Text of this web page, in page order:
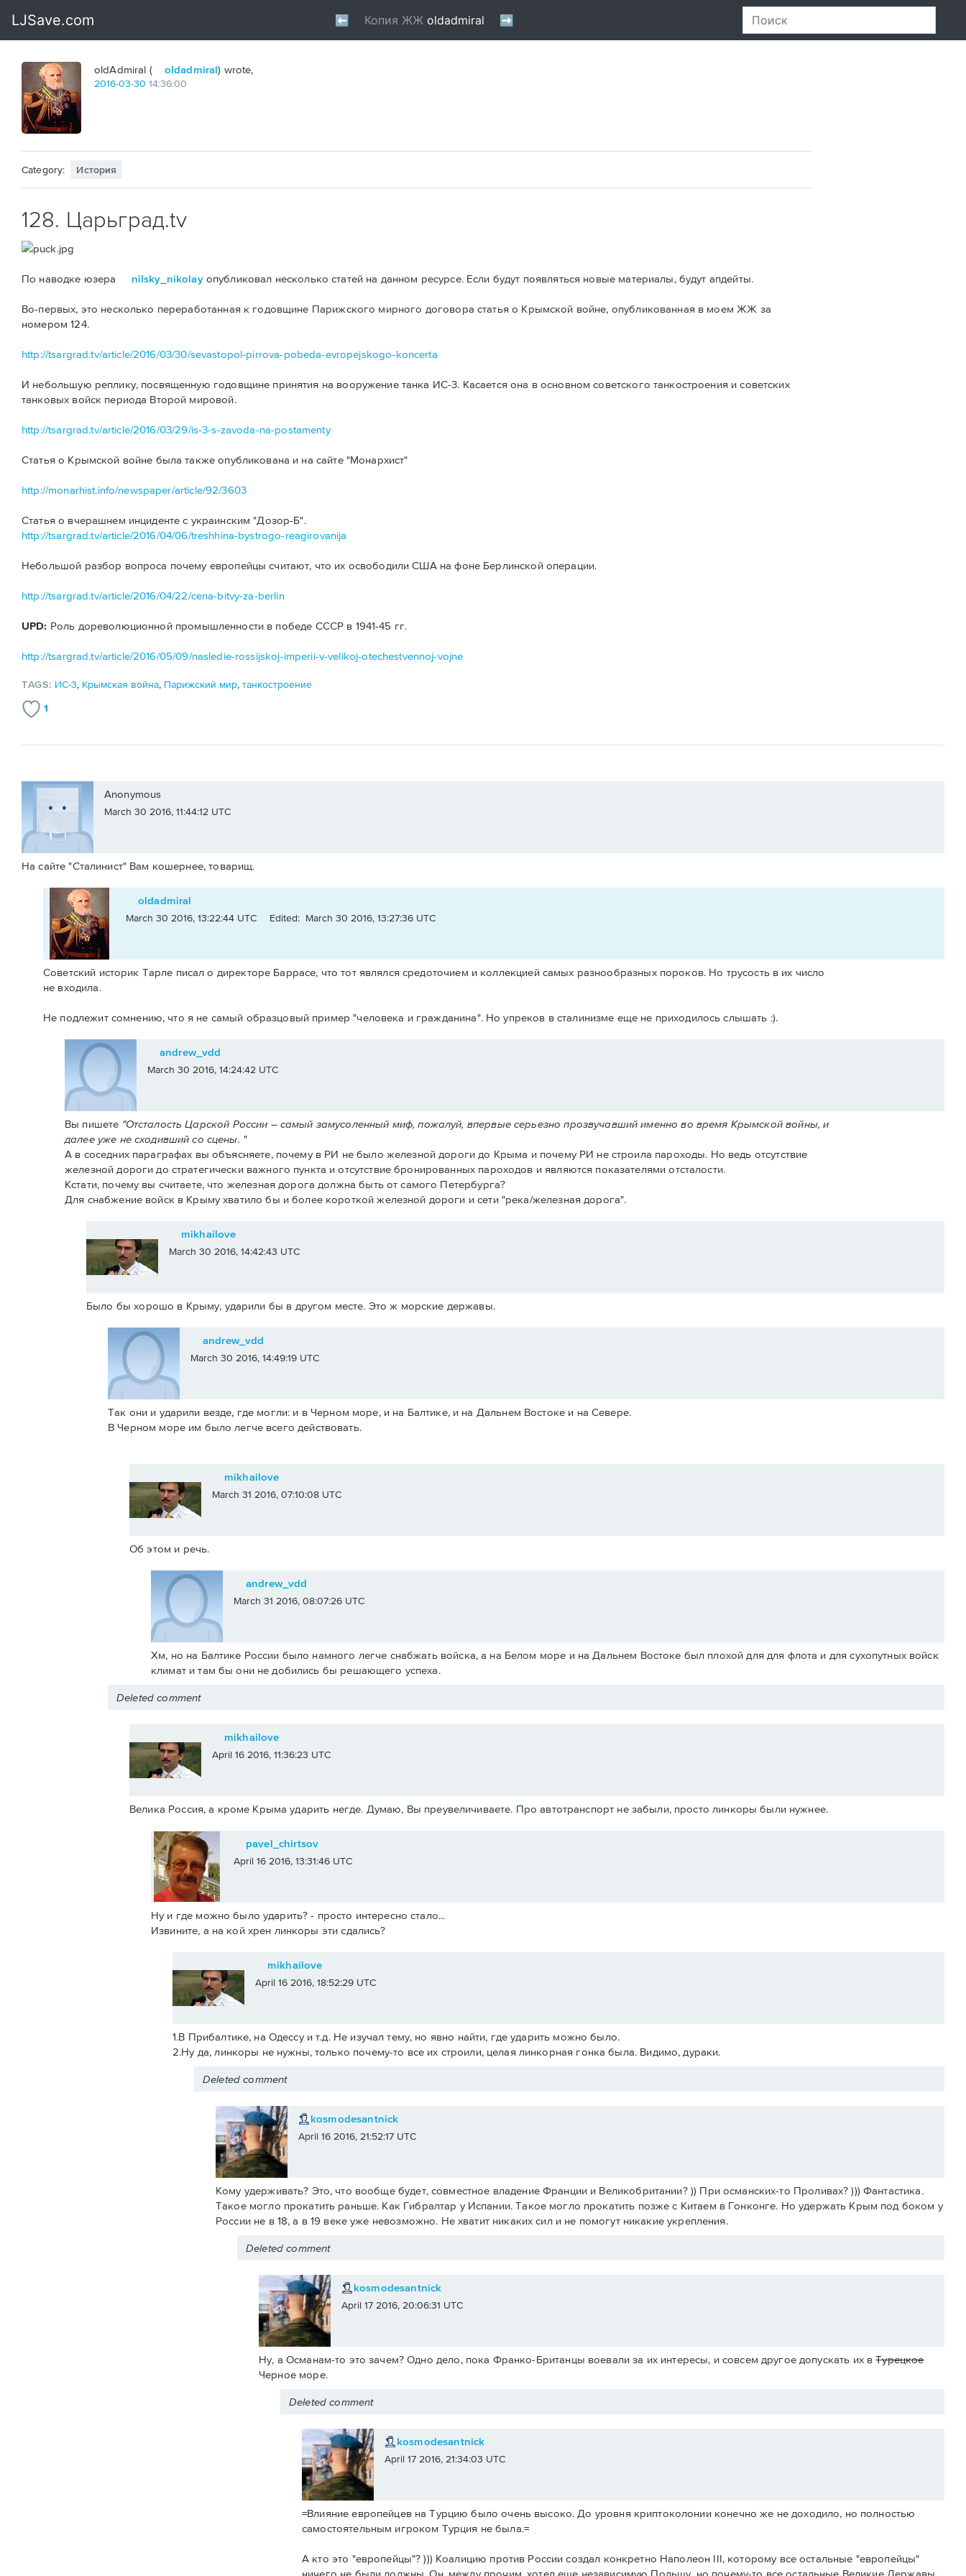
oldAdmiral ( oldadmiral) wrote,
2016-03-30 14:36:00
Category: История
128. Царьград.tv
По наводке юзера nilsky_nikolayопубликовал несколько статей на данном ресурсе. Если будут появляться новые материалы, будут апдейты.
Во-первых, это несколько переработанная к годовщине Парижского мирного договора статья о Крымской войне, опубликованная в моем ЖЖ за
номером 124.
http://tsargrad.tv/article/2016/03/30/sevastopol-pirrova-pobeda-evropejskogo-koncerta
И небольшую реплику, посвященную годовщине принятия на вооружение танка ИС-3. Касается она в основном советского танкостроения и советских
танковых войск периода Второй мировой.
http://tsargrad.tv/article/2016/03/29/is-3-s-zavoda-na-postamenty
Статья о Крымской войне была также опубликована и на сайте "Монархист"
http://monarhist.info/newspaper/article/92/3603
Статья о вчерашнем инциденте с украинским "Дозор-Б".
http://tsargrad.tv/article/2016/04/06/treshhina-bystrogo-reagirovanija
Небольшой разбор вопроса почему европейцы считают, что их освободили США на фоне Берлинской операции.
http://tsargrad.tv/article/2016/04/22/cena-bitvy-za-berlin
UPD: Роль дореволюционной промышленности в победе СССР в 1941-45 гг.
http://tsargrad.tv/article/2016/05/09/nasledie-rossijskoj-imperii-v-velikoj-otechestvennoj-vojne
TAGS: ИС-3, Крымская война, Парижский мир,танкостроение
1
Anonymous
March 30 2016, 11:44:12 UTC
На сайте "Сталинист" Вам кошернее, товарищ.
oldadmiral
March 30 2016, 13:22:44 UTC Edited: March 30 2016, 13:27:36 UTC
Советский историк Тарле писал о директоре Баррасе, что тот являлся средоточием и коллекцией самых разнообразных пороков. Но трусость в их число
не входила.
Не подлежит сомнению, что я не самый образцовый пример "человека и гражданина". Но упреков в сталинизме еще не приходилось слышать :).
andrew_vdd
March 30 2016, 14:24:42 UTC
Вы пишете "Отсталость Царской России – самый замусоленный миф, пожалуй, впервые серьезно прозвучавший именно во время Крымской войны, и
далее уже не сходивший со сцены. "
А в соседних параграфах вы объясняете, почему в РИ не было железной дороги до Крыма и почему РИ не строила пароходы. Но ведь отсутствие
железной дороги до стратегически важного пункта и отсутствие бронированных пароходов и являются показателями отсталости.
Кстати, почему вы считаете, что железная дорога должна быть от самого Петербурга?
Для снабжение войск в Крыму хватило бы и более короткой железной дороги и сети "река/железная дорога".
mikhailove
March 30 2016, 14:42:43 UTC
Было бы хорошо в Крыму, ударили бы в другом месте. Это ж морские державы.
andrew_vdd
March 30 2016, 14:49:19 UTC
Так они и ударили везде, где могли: и в Черном море, и на Балтике, и на Дальнем Востоке и на Севере.
В Черном море им было легче всего действовать.
mikhailove
March 31 2016, 07:10:08 UTC
Об этом и речь.
andrew_vdd
March 31 2016, 08:07:26 UTC
Хм, но на Балтике России было намного легче снабжать войска, а на Белом море и на Дальнем Востоке был плохой для для флота и для сухопутных войск
климат и там бы они не добились бы решающего успеха.
Deleted comment
mikhailove
April 16 2016, 11:36:23 UTC
Велика Россия, а кроме Крыма ударить негде. Думаю, Вы преувеличиваете. Про автотранспорт не забыли, просто линкоры были нужнее.
pavel_chirtsov
April 16 2016, 13:31:46 UTC
Ну и где можно было ударить? - просто интересно стало...
Извините, а на кой хрен линкоры эти сдались?
mikhailove
April 16 2016, 18:52:29 UTC
1.В Прибалтике, на Одессу и т.д. Не изучал тему, но явно найти, где ударить можно было.
2.Ну да, линкоры не нужны, только почему-то все их строили, целая линкорная гонка была. Видимо, дураки.
Deleted comment
kosmodesantnick
April 16 2016, 21:52:17 UTC
Кому удерживать? Это, что вообще будет, совместное владение Франции и Великобритании? )) При османских-то Проливах? ))) Фантастика.
Такое могло прокатить раньше. Как Гибралтар у Испании. Такое могло прокатить позже с Китаем в Гонконге. Но удержать Крым под боком у
России не в 18, а в 19 веке уже невозможно. Не хватит никаких сил и не помогут никакие укрепления.
Deleted comment
kosmodesantnick
April 17 2016, 20:06:31 UTC
Ну, а Османам-то это зачем? Одно дело, пока Франко-Британцы воевали за их интересы, и совсем другое допускать их вТурецкое
Черное море.
Deleted comment
kosmodesantnick
April 17 2016, 21:34:03 UTC
=Влияние европейцев на Турцию было очень высоко. До уровня криптоколонии конечно же не доходило, но полностью
самостоятельным игроком Турция не была.=
А кто это "европейцы"? ))) Коалицию против России создал конкретно Наполеон III, которому все остальные "европейцы"